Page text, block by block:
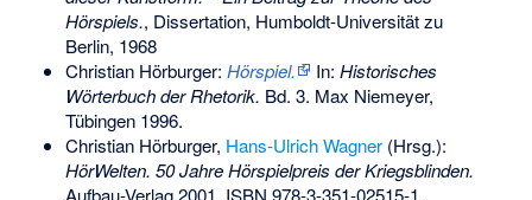
Hörspiels., Dissertation, Humboldt-Universität zu
Berlin, 1968
Christian Hörburger: Hörspiel. In: Historisches
Wörterbuch der Rhetorik. Bd. 3. Max Niemeyer,
Tübingen 1996.
Christian Hörburger, Hans-Ulrich Wagner(Hrsg.):
HörWelten. 50 Jahre Hörspielpreis der Kriegsblinden.
Aufbau-Verlag 2001, ISBN 978-3-351-02515-1.